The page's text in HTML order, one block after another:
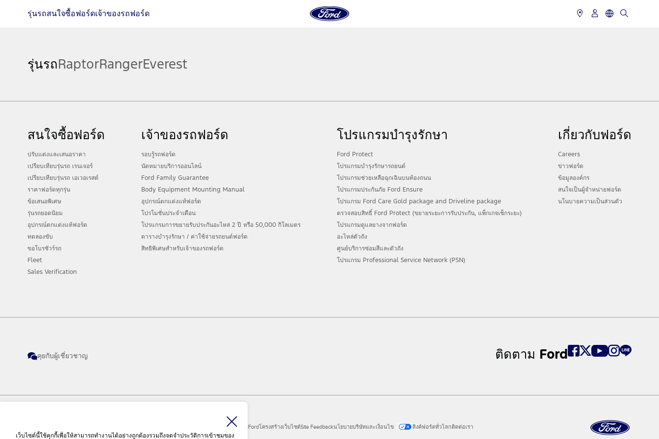
เว็บไซต์นี้ใช้คุกกี้เพื่อให้สามารถทำงานได้อย่างถูกต้องรวมถึงจดจำประวัติการเข้าชมของ
รุ่นรถสนใจซื้อฟอร์ดเจ้าของรถฟอร์ด
รุ่นรถRaptorRangerEverest
สนใจซื้อฟอร์ด
ปรับแต่งและเสนอราคา
เปรียบเทียบรุ่นรถ เรนเจอร์
เปรียบเทียบรุ่นรถ เอเวอเรสต์
ราคาฟอร์ดทุกรุ่น
ข้อเสนอพิเศษ
รุ่นรถยอดนิยม
อุปกรณ์ตกแต่งแท้ฟอร์ด
ทดลองขับ
ขอโบรชัวร์รถ
Fleet
Sales Verification
เจ้าของรถฟอร์ด
รอบรู้รถฟอร์ด
นัดหมายบริการออนไลน์
Ford Family Guarantee
Body Equipment Mounting Manual
อุปกรณ์ตกแต่งแท้ฟอร์ด
โปรโมชั่นประจำเดือน
โปรแกรมการขยายรับประกันอะไหล่ 2 ปี หรือ 50,000 กิโลเมตร
ตารางบำรุงรักษา / ค่าใช้จ่ายรถยนต์ฟอร์ด
สิทธิพิเศษสำหรับเจ้าของรถฟอร์ด
โปรแกรมบำรุงรักษา
Ford Protect
โปรแกรมบำรุงรักษารถยนต์
โปรแกรมช่วยเหลือฉุกเฉินบนท้องถนน
โปรแกรมประกันภัย Ford Ensure
โปรแกรม Ford Care Gold package and Driveline package
ตรวจสอบสิทธิ์ Ford Protect (ขยายระยะการรับประกัน, แพ็กเกจเช็กระยะ)
โปรแกรมดูแลยางจากฟอร์ด
อะไหล่ตัวถัง
ศูนย์บริการซ่อมสีและตัวถัง
โปรแกรม Professional Service Network (PSN)
เกี่ยวกับฟอร์ด
Careers
ข่าวฟอร์ด
ข้อมูลองค์กร
สนใจเป็นผู้จำหน่ายฟอร์ด
นโนบายความเป็นส่วนตัว
คุยกับผู้เชี่ยวชาญ ติดตาม Ford
© 2026 Ford Sales and Service (Thailand) Co., Ltd. I Ford Cars, SUVs and Commercial VehiclesFordโครงสร้างเว็บไซต์Site Feedbackนโยบายบริษัทและเงื่อนไข ลิงค์ฟอร์ดทั่วโลกติดต่อเรา